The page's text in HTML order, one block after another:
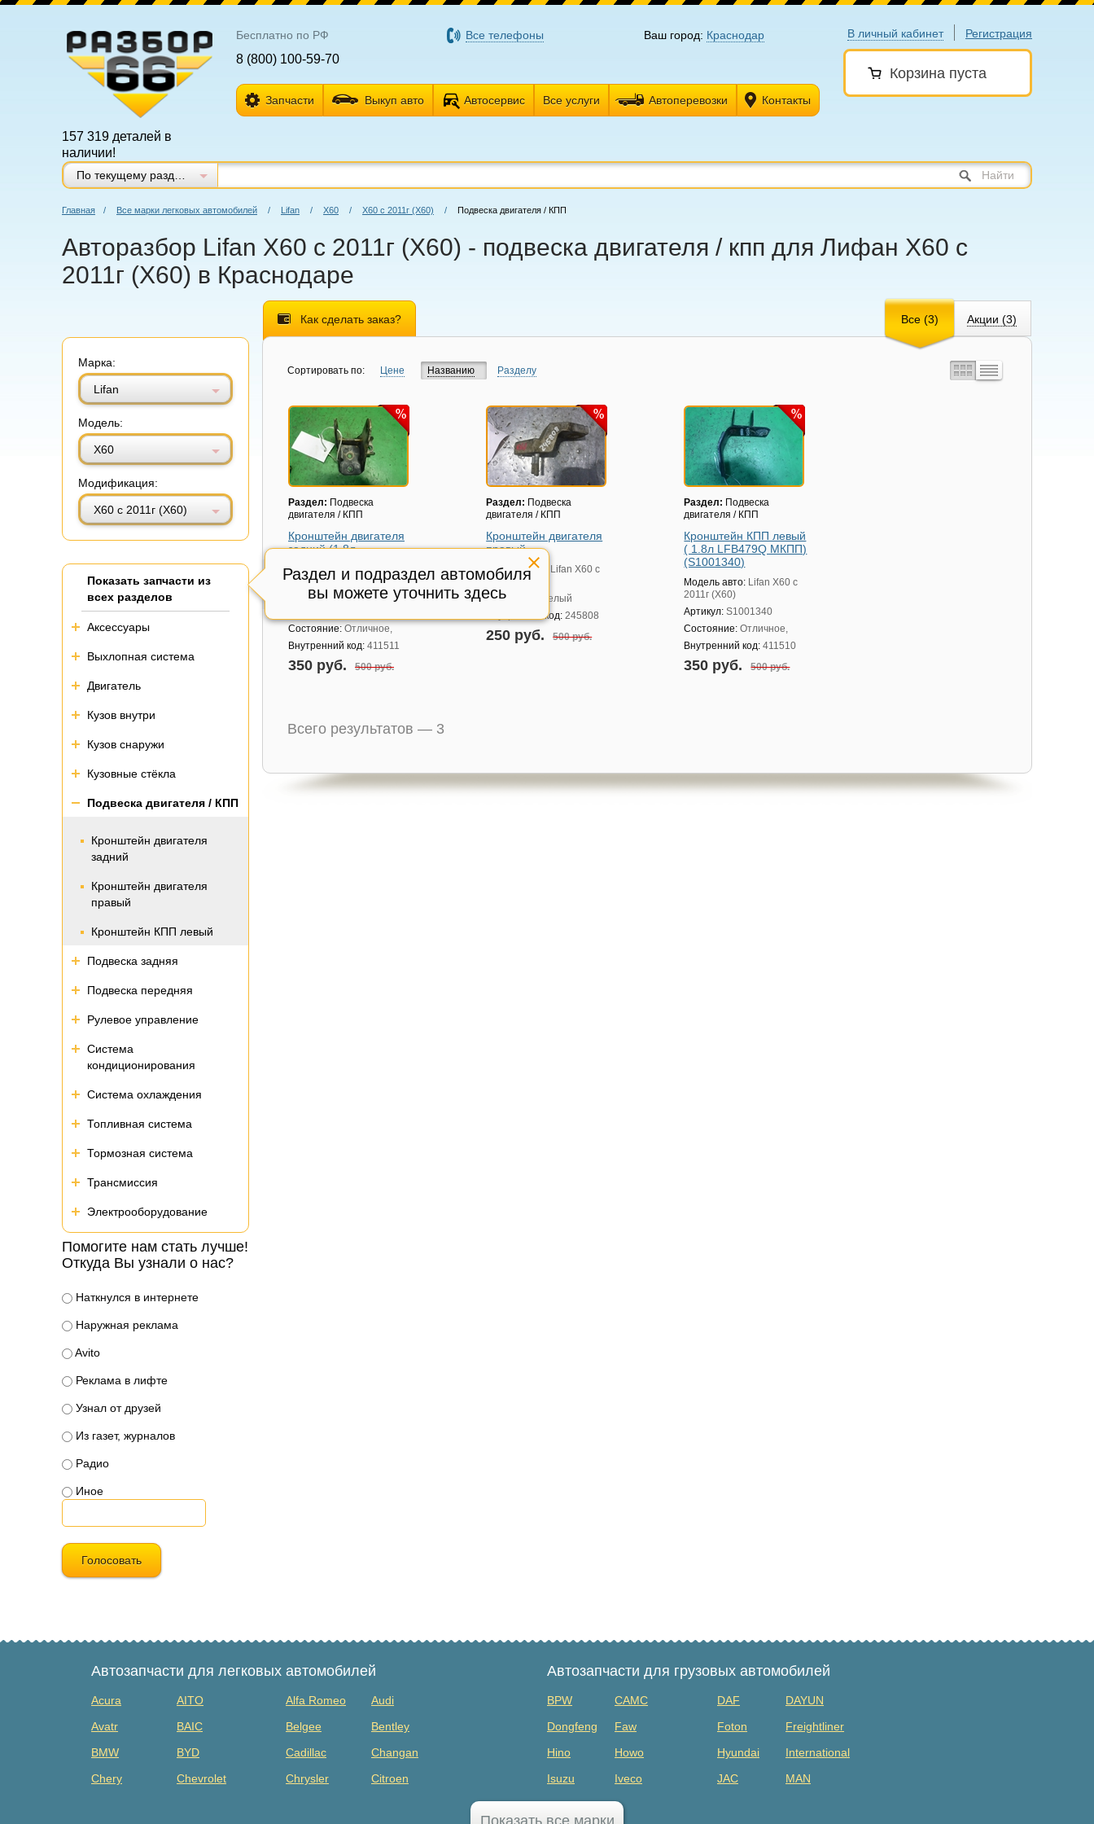
В личный кабинет Регистрация
Корзина пуста
157 319 деталей в
наличии!
Бесплатно по РФ
8 (800) 100-59-70
Все телефоны Ваш город: Краснодар
Запчасти Выкуп авто Автосервис Все услуги Автоперевозки Контакты
Найти
Главная / Все марки легковых автомобилей / Lifan / Х60 / X60 с 2011г (Х60) / Подвеска двигателя / КПП
Авторазбор Lifan X60 с 2011г (Х60) - подвеска двигателя / кпп для Лифан X60 с
2011г (Х60) в Краснодаре
Марка:
Lifan
Модель:
Х60
Модификация:
X60 с 2011г (Х60)
Раздел и подраздел автомобиля
вы можете уточнить здесь
Показать запчасти из
всех разделов
Аксессуары
Выхлопная система
Двигатель
Кузов внутри
Кузов снаружи
Кузовные стёкла
Подвеска двигателя / КПП
Кронштейн двигателя
задний
Кронштейн двигателя
правый
Кронштейн КПП левый
Подвеска задняя
Подвеска передняя
Рулевое управление
Система
кондиционирования
Система охлаждения
Топливная система
Тормозная система
Трансмиссия
Электрооборудование
Помогите нам стать лучше!
Откуда Вы узнали о нас?
Наткнулся в интернете
Наружная реклама
Avito
Реклама в лифте
Узнал от друзей
Из газет, журналов
Радио
Иное
Голосовать
Все (3) Акции (3)
Как сделать заказ?
Сортировать по: Цене Названию Разделу
Раздел: Подвеска
двигателя / КПП
Кронштейн двигателя
задний (1.8л
Модель авто: Lifan X60 с
2011г (Х60)
Состояние: Отличное,
Внутренний код: 411511
350 руб. 500 руб.
Раздел: Подвеска
двигателя / КПП
Кронштейн двигателя
правый
Модель авто:
Lifan X60 с
2011г (Х60)
Состояние:
целый
Внутренний код:245808
250 руб.500 руб.
Раздел: Подвеска
двигателя / КПП
Кронштейн КПП левый
( 1.8л LFB479Q МКПП)
(S1001340)
Модель авто: Lifan X60 с
2011г (Х60)
Артикул:S1001340
Состояние:Отличное,
Внутренний код:411510
350 руб.500 руб.
Всего результатов — 3
Автозапчасти для легковых автомобилей
Acura AITO Alfa Romeo
Audi
Avatr
BAIC Belgee
Bentley
BMW
BYD Cadillac
Changan
Chery
Chevrolet Chrysler
Citroen
Автозапчасти для грузовых автомобилей
BPW CAMC DAF
DAYUN
Dongfeng
Faw Foton
Freightliner
Hino
Howo Hyundai
International
Isuzu
Iveco JAC
MAN
MAZ
Mercedes Benz
Показать все марки